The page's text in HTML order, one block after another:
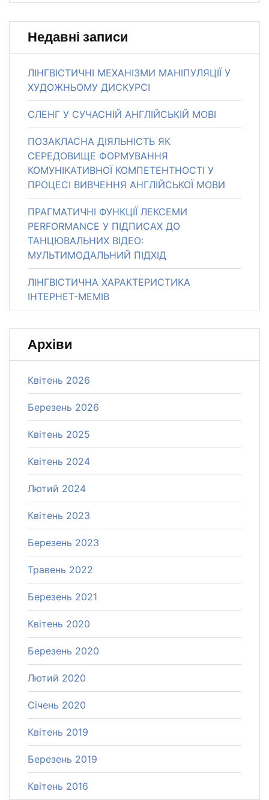
Недавні записи
ЛІНГВІСТИЧНІ МЕХАНІЗМИ МАНІПУЛЯЦІЇ У
ХУДОЖНЬОМУ ДИСКУРСІ
СЛЕНГ У СУЧАСНІЙ АНГЛІЙСЬКІЙ МОВІ
ПОЗАКЛАСНА ДІЯЛЬНІСТЬ ЯК
СЕРЕДОВИЩЕ ФОРМУВАННЯ
КОМУНІКАТИВНОЇ КОМПЕТЕНТНОСТІ У
ПРОЦЕСІ ВИВЧЕННЯ АНГЛІЙСЬКОЇ МОВИ
ПРАГМАТИЧНІ ФУНКЦІЇ ЛЕКСЕМИ
PERFORMANCE У ПІДПИСАХ ДО
ТАНЦЮВАЛЬНИХ ВІДЕО:
МУЛЬТИМОДАЛЬНИЙ ПІДХІД
ЛІНГВІСТИЧНА ХАРАКТЕРИСТИКА
ІНТЕРНЕТ-МЕМІВ
Архіви
Квітень 2026
Березень 2026
Квітень 2025
Квітень 2024
Лютий 2024
Квітень 2023
Березень 2023
Травень 2022
Березень 2021
Квітень 2020
Березень 2020
Лютий 2020
Січень 2020
Квітень 2019
Березень 2019
Квітень 2016